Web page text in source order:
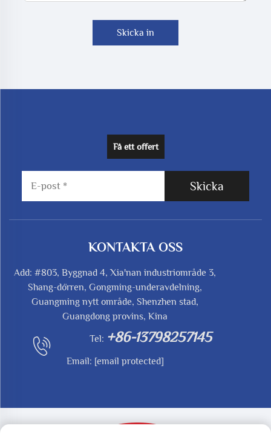
Skicka in
Få ett offert
Skicka
KONTAKTA OSS
Add: #803, Byggnad 4, Xia'nan industriområde 3,
Shang-dörren, Gongming-underavdelning,
Guangming nytt område, Shenzhen stad,
Guangdong provins, Kina
Tel: +86-13798257145
Email: [email protected]